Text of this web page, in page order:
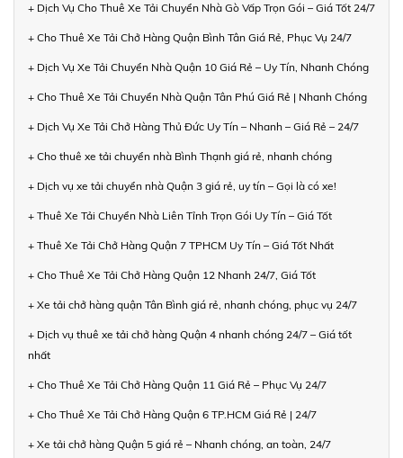
+ Dịch Vụ Cho Thuê Xe Tải Chuyển Nhà Gò Vấp Trọn Gói – Giá Tốt 24/7
+ Cho Thuê Xe Tải Chở Hàng Quận Bình Tân Giá Rẻ, Phục Vụ 24/7
+ Dịch Vụ Xe Tải Chuyển Nhà Quận 10 Giá Rẻ – Uy Tín, Nhanh Chóng
+ Cho Thuê Xe Tải Chuyển Nhà Quận Tân Phú Giá Rẻ | Nhanh Chóng
+ Dịch Vụ Xe Tải Chở Hàng Thủ Đức Uy Tín – Nhanh – Giá Rẻ – 24/7
+ Cho thuê xe tải chuyển nhà Bình Thạnh giá rẻ, nhanh chóng
+ Dịch vụ xe tải chuyển nhà Quận 3 giá rẻ, uy tín – Gọi là có xe!
+ Thuê Xe Tải Chuyển Nhà Liên Tỉnh Trọn Gói Uy Tín – Giá Tốt
+ Thuê Xe Tải Chở Hàng Quận 7 TPHCM Uy Tín – Giá Tốt Nhất
+ Cho Thuê Xe Tải Chở Hàng Quận 12 Nhanh 24/7, Giá Tốt
+ Xe tải chở hàng quận Tân Bình giá rẻ, nhanh chóng, phục vụ 24/7
+ Dịch vụ thuê xe tải chở hàng Quận 4 nhanh chóng 24/7 – Giá tốt
nhất
+ Cho Thuê Xe Tải Chở Hàng Quận 11 Giá Rẻ – Phục Vụ 24/7
+ Cho Thuê Xe Tải Chở Hàng Quận 6 TP.HCM Giá Rẻ | 24/7
+ Xe tải chở hàng Quận 5 giá rẻ – Nhanh chóng, an toàn, 24/7